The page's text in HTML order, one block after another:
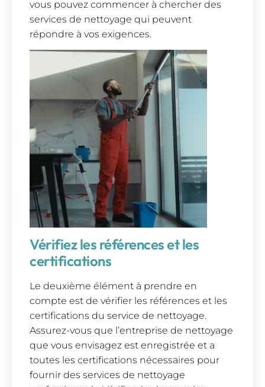
vous pouvez commencer à chercher des
services de nettoyage qui peuvent
répondre à vos exigences.
Vérifiez les références et les
certifications
Le deuxième élément à prendre en
compte est de vérifier les références et les
certifications du service de nettoyage.
Assurez-vous que l’entreprise de nettoyage
que vous envisagez est enregistrée et a
toutes les certifications nécessaires pour
fournir des services de nettoyage